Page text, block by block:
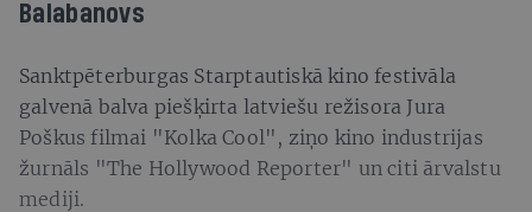
Balabanovs
Sanktpēterburgas Starptautiskā kino festivāla
galvenā balva piešķirta latviešu režisora Jura
Poškus filmai "Kolka Cool", ziņo kino industrijas
žurnāls "The Hollywood Reporter" un citi ārvalstu
mediji.